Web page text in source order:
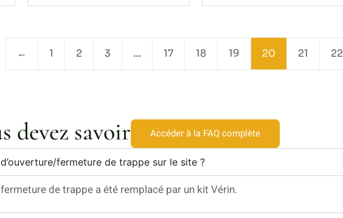
← 1 2 3 … 17 18 19 20 21 22
devez savoir Accéder à la FAQ complète
fermeture de trappe sur le site ?
de trappe a été remplacé par un kit Vérin.